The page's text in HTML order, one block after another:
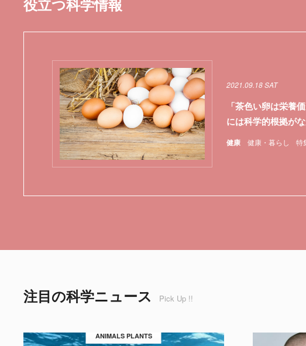
役立つ科学情報
健康 健康・暮らし 特
2021.09.18 SAT
「茶色い卵は栄養
には科学的根拠が
注目の科学ニュース Pick Up !!
ANIMALS PLANTS